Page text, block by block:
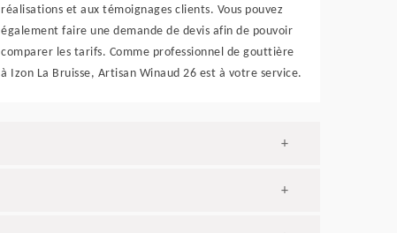
réalisations et aux témoignages clients. Vous pouvez
également faire une demande de devis afin de pouvoir
comparer les tarifs. Comme professionnel de gouttière
à Izon La Bruisse, Artisan Winaud 26 est à votre service.
+
+